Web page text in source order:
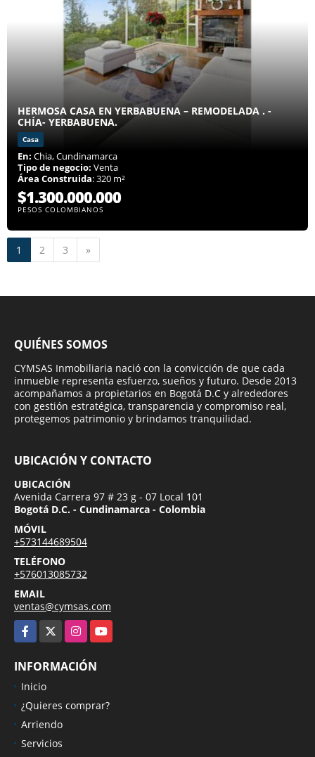
HERMOSA CASA EN YERBABUENA – REMODELADA . -
CHÍA- YERBABUENA.
Casa
En: Chia, Cundinamarca
Tipo de negocio: Venta
Área Construida: 320 m²
$1.300.000.000
PESOS COLOMBIANOS
1 2 3 »
QUIÉNES SOMOS
CYMSAS Inmobiliaria nació con la convicción de que cada
inmueble representa esfuerzo, sueños y futuro. Desde 2013
acompañamos a propietarios en Bogotá D.C y alrededores
con gestión estratégica, transparencia y compromiso real,
protegemos patrimonio y brindamos tranquilidad.
UBICACIÓN Y CONTACTO
UBICACIÓN
Avenida Carrera 97 # 23 g - 07 Local 101
Bogotá D.C. - Cundinamarca - Colombia
MÓVIL
+573144689504
TELÉFONO
+576013085732
EMAIL
ventas@cymsas.com
Facebook
InstagramYouTube
INFORMACIÓN
Inicio
¿Quieres comprar?
Arriendo
Servicios